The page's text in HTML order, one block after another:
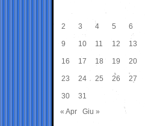
2 3 4 5 6
9 10 11 12 13
16 17 18 19 20
23 24 25 26 27
30
31
« Apr
Giu »